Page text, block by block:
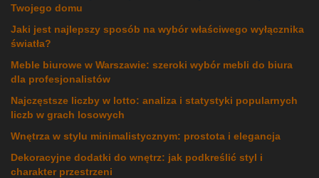
Twojego domu
Jaki jest najlepszy sposób na wybór właściwego wyłącznika
światła?
Meble biurowe w Warszawie: szeroki wybór mebli do biura
dla profesjonalistów
Najczęstsze liczby w lotto: analiza i statystyki popularnych
liczb w grach losowych
Wnętrza w stylu minimalistycznym: prostota i elegancja
Dekoracyjne dodatki do wnętrz: jak podkreślić styl i
charakter przestrzeni